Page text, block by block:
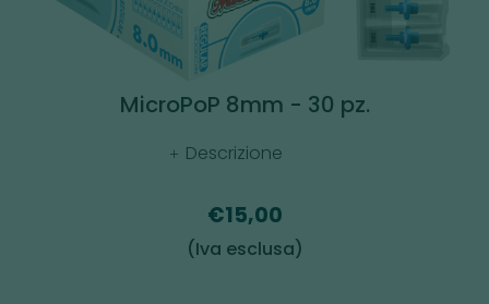
MicroPoP 8mm - 30 pz.
Descrizione
€15,00
(Iva esclusa)